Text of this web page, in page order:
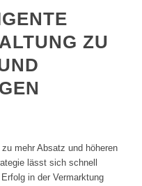
ZU
mehr Absatz und höheren
lässt sich schnell
in der Vermarktung